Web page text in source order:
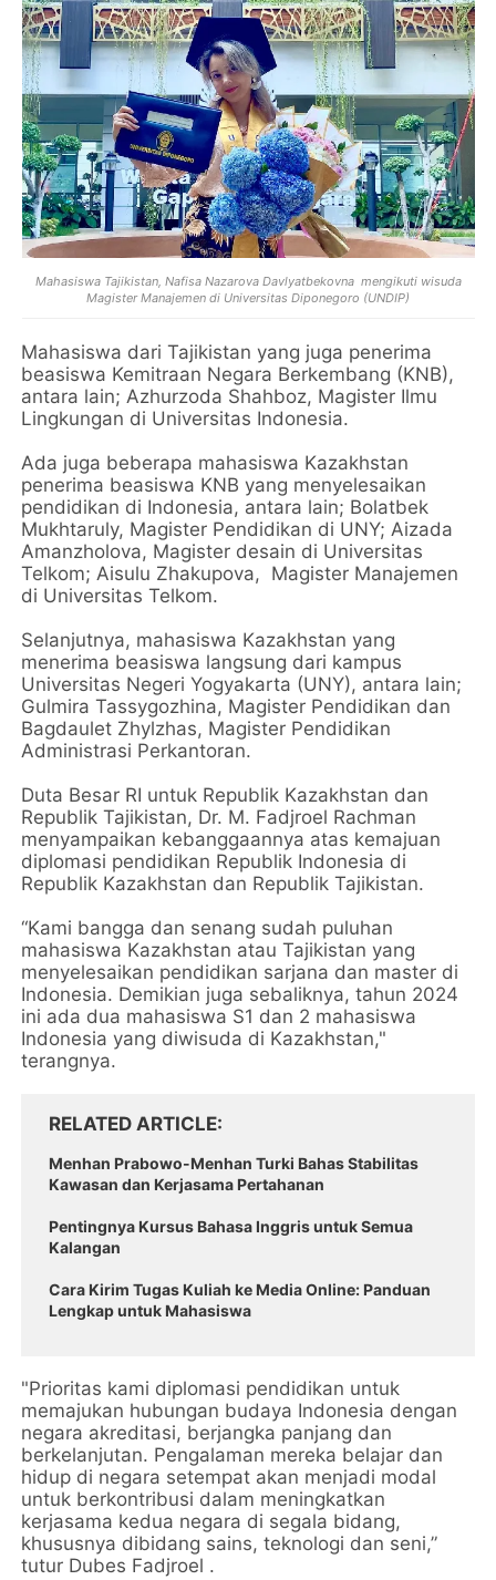
Mahasiswa Tajikistan, Nafisa Nazarova Davlyatbekovna mengikuti wisuda
Magister Manajemen di Universitas Diponegoro (UNDIP)
Mahasiswa dari Tajikistan yang juga penerima
beasiswa Kemitraan Negara Berkembang (KNB),
antara lain; Azhurzoda Shahboz, Magister Ilmu
Lingkungan di Universitas Indonesia.
Ada juga beberapa mahasiswa Kazakhstan
penerima beasiswa KNB yang menyelesaikan
pendidikan di Indonesia, antara lain; Bolatbek
Mukhtaruly, Magister Pendidikan di UNY; Aizada
Amanzholova, Magister desain di Universitas
Telkom; Aisulu Zhakupova, Magister Manajemen
di Universitas Telkom.
Selanjutnya, mahasiswa Kazakhstan yang
menerima beasiswa langsung dari kampus
Universitas Negeri Yogyakarta (UNY), antara lain;
Gulmira Tassygozhina, Magister Pendidikan dan
Bagdaulet Zhylzhas, Magister Pendidikan
Administrasi Perkantoran.
Duta Besar RI untuk Republik Kazakhstan dan
Republik Tajikistan, Dr. M. Fadjroel Rachman
menyampaikan kebanggaannya atas kemajuan
diplomasi pendidikan Republik Indonesia di
Republik Kazakhstan dan Republik Tajikistan.
“Kami bangga dan senang sudah puluhan
mahasiswa Kazakhstan atau Tajikistan yang
menyelesaikan pendidikan sarjana dan master di
Indonesia. Demikian juga sebaliknya, tahun 2024
ini ada dua mahasiswa S1 dan 2 mahasiswa
Indonesia yang diwisuda di Kazakhstan,"
terangnya.
RELATED ARTICLE
Menhan Prabowo-Menhan Turki Bahas Stabilitas
Kawasan dan Kerjasama Pertahanan
Pentingnya Kursus Bahasa Inggris untuk Semua
Kalangan
Cara Kirim Tugas Kuliah ke Media Online: Panduan
Lengkap untuk Mahasiswa
"Prioritas kami diplomasi pendidikan untuk
memajukan hubungan budaya Indonesia dengan
negara akreditasi, berjangka panjang dan
berkelanjutan. Pengalaman mereka belajar dan
hidup di negara setempat akan menjadi modal
untuk berkontribusi dalam meningkatkan
kerjasama kedua negara di segala bidang,
khususnya dibidang sains, teknologi dan seni,”
tutur Dubes Fadjroel .